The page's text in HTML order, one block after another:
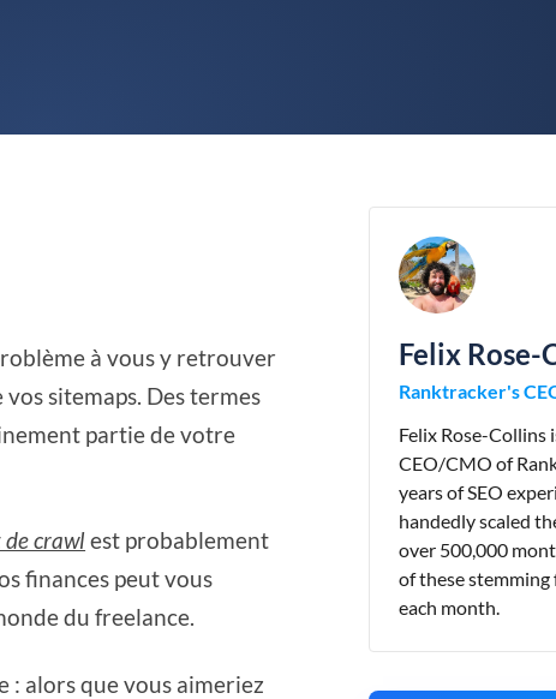
à vous y retrouver
sitemaps. Des termes
partie de votre
de crawlest probablement
finances peut vous
du freelance.
: alors que vous aimeriez
Felix Rose-
Ranktracker's
Felix Rose-Collins
CEO/CMO of
years of SEO
handedly scaled
over 500,000
of these stemming
each month.